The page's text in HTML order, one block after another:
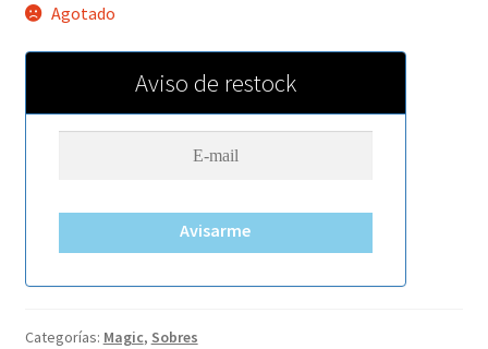
Agotado
Aviso de restock
Avisarme
Categorías: Magic, Sobres